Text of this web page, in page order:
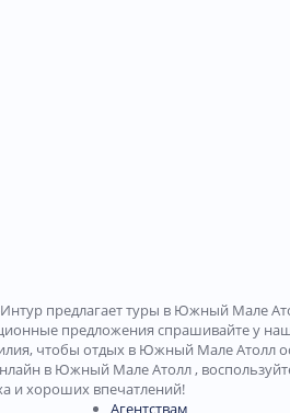
предлагает туры в Южный Мале
предложения спрашивайте у
чтобы отдых в Южный Мале Атолл
в Южный Мале Атолл ,
и хороших впечатлений!
Агентствам